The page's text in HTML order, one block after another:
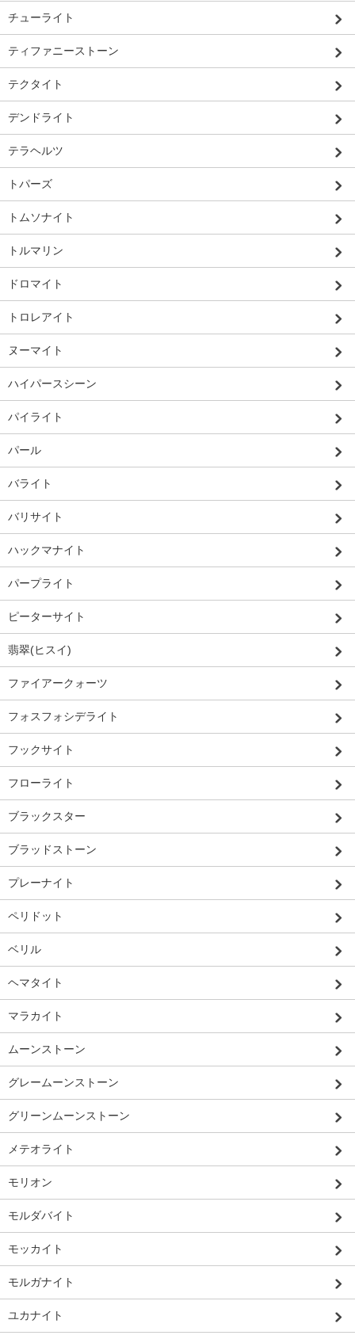
チューライト
ティファニーストーン
テクタイト
デンドライト
テラヘルツ
トパーズ
トムソナイト
トルマリン
ドロマイト
トロレアイト
ヌーマイト
ハイパースシーン
パイライト
パール
バライト
バリサイト
ハックマナイト
パープライト
ピーターサイト
翡翠(ヒスイ)
ファイアークォーツ
フォスフォシデライト
フックサイト
フローライト
ブラックスター
ブラッドストーン
プレーナイト
ペリドット
ベリル
ヘマタイト
マラカイト
ムーンストーン
グレームーンストーン
グリーンムーンストーン
メテオライト
モリオン
モルダバイト
モッカイト
モルガナイト
ユカナイト